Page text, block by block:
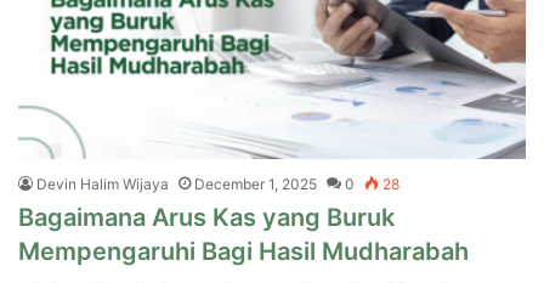
Devin Halim Wijaya December 1, 2025 0 28
Bagaimana Arus Kas yang Buruk
Mempengaruhi Bagi Hasil Mudharabah